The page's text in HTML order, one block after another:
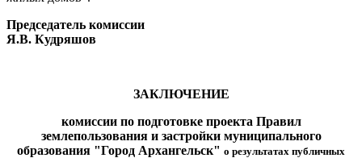
Председатель комиссии
Я.В. Кудряшов
ЗАКЛЮЧЕНИЕ
комиссии по подготовке проекта Правил
землепользования и застройки муниципального
образования "Город Архангельск" о результатах публичных